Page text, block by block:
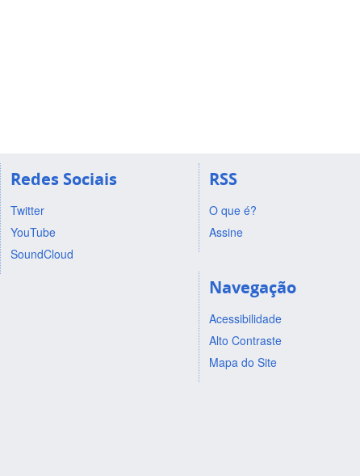
Redes Sociais
Twitter
YouTube
SoundCloud
RSS
O que é?
Assine
Navegação
Acessibilidade
Alto Contraste
Mapa do Site